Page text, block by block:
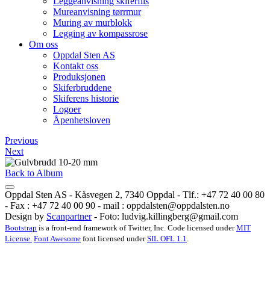
Mureanvisning tørrmur
Muring av murblokk
Legging av kompassrose
Om oss
Oppdal Sten AS
Kontakt oss
Produksjonen
Skiferbruddene
Skiferens historie
Logoer
Åpenhetsloven
Previous
Next
Back to Album
Oppdal Sten AS - Kåsvegen 2, 7340 Oppdal - Tlf.: +47 72 40 00 80
- Fax : +47 72 40 00 90 - mail : oppdalsten@oppdalsten.no
Design by Scanpartner- Foto: ludvig.killingberg@gmail.com
Bootstrap is a front-end framework of Twitter, Inc. Code licensed underMIT
License. Font Awesome font licensed underSIL OFL 1.1.